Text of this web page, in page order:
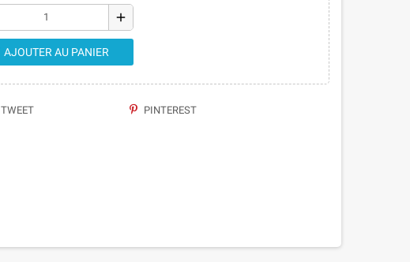
add
AJOUTER AU PANIER
TWEET PINTEREST